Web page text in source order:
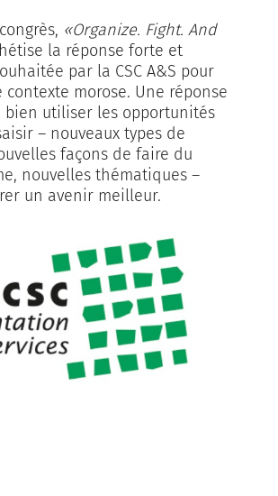
«Organize. Fight. And
la réponse forte et
par la CSC A&S pour
contexte morose. Une réponse
bien utiliser les opportunités
– nouveaux types de
façons de faire du
nouvelles thématiques –
un avenir meilleur.